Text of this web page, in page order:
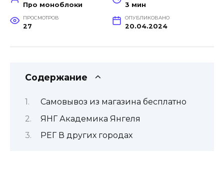
Про моноблоки 3 мин
ПРОСМОТРОВ
27
ОПУБЛИКОВАНО
20.04.2024
Содержание
Самовывоз из магазина бесплатно
ЯНГ Академика Янгеля
РЕГ В других городах